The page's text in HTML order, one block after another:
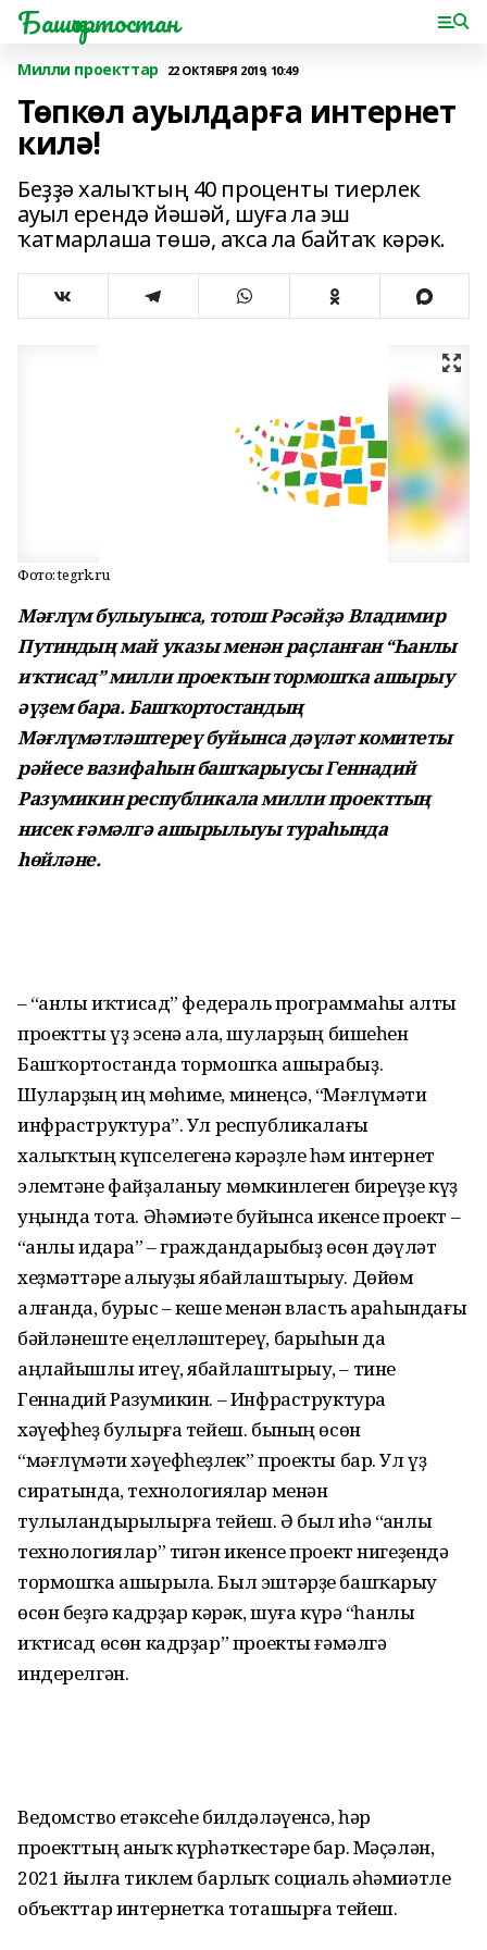
Башҡортостан
Милли проекттар 22 ОКТЯБРЯ 2019, 10:49
Төпкөл ауылдарға интернет
килә!
Беҙҙә халыҡтың 40 проценты тиерлек
ауыл ерендә йәшәй, шуға ла эш
ҡатмарлаша төшә, аҡса ла байтаҡ кәрәк.
Фото: tegrk.ru
Мәғлүм булыуынса, тотош Рәсәйҙә Владимир
Путиндың май указы менән раҫланған “Һанлы
иҡтисад” милли проектын тормошҡа ашырыу
әүҙем бара. Башҡортостандың
Мәғлүмәтләштереү буйынса дәүләт комитеты
рәйесе вазифаһын башҡарыусы Геннадий
Разумикин республикала милли проекттың
нисек ғәмәлгә ашырылыуы тураһында
һөйләне.
– “Һанлы иҡтисад” федераль программаһы алты
проектты үҙ эсенә ала, шуларҙың бишеһен
Башҡортостанда тормошҡа ашырабыҙ.
Шуларҙың иң мөһиме, минеңсә, “Мәғлүмәти
инфраструктура”. Ул республикалағы
халыҡтың күпселегенә кәрәҙле һәм интернет
элемтәне файҙаланыу мөмкинлеген биреүҙе күҙ
уңында тота. Әһәмиәте буйынса икенсе проект –
“Һанлы идара” – граждандарыбыҙ өсөн дәүләт
хеҙмәттәре алыуҙы ябайлаштырыу. Дөйөм
алғанда, бурыс – кеше менән власть араһындағы
бәйләнеште еңелләштереү, барыһын да
аңлайышлы итеү, ябайлаштырыу, – тине
Геннадий Разумикин. – Инфраструктура
хәүефһеҙ булырға тейеш. бының өсөн
“мәғлүмәти хәүефһеҙлек” проекты бар. Ул үҙ
сиратында, технологиялар менән
тулыландырылырға тейеш. Ә был иһә “Һанлы
технологиялар” тигән икенсе проект нигеҙендә
тормошҡа ашырыла. Был эштәрҙе башҡарыу
өсөн беҙгә кадрҙар кәрәк, шуға күрә “һанлы
иҡтисад өсөн кадрҙар” проекты ғәмәлгә
индерелгән.
Ведомство етәксеһе билдәләүенсә, һәр
проекттың аныҡ күрһәткестәре бар. Мәҫәлән,
2021 йылға тиклем барлыҡ социаль әһәмиәтле
объекттар интернетҡа тоташырға тейеш.